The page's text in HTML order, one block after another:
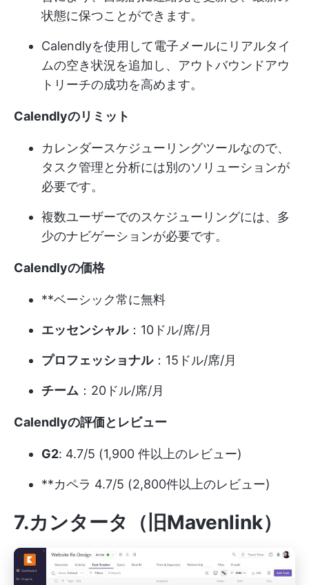
状態に保つことができます。
Calendlyを使用して電子メールにリアルタイ
ムの空き状況を追加し、アウトバウンドアウ
トリーチの成功を高めます。
Calendlyのリミット
カレンダースケジューリングツールなので、
タスク管理と分析には別のソリューションが
必要です。
複数ユーザーでのスケジューリングには、多
少のナビゲーションが必要です。
Calendlyの価格
**ベーシック常に無料
エッセンシャル：10ドル/席/月
プロフェッショナル：15ドル/席/月
チーム ：20ドル/席/月
Calendlyの評価とレビュー
G2: 4.7/5 (1,900 件以上のレビュー)
**カペラ 4.7/5 (2,800件以上のレビュー)
7.カンタータ（旧Mavenlink）